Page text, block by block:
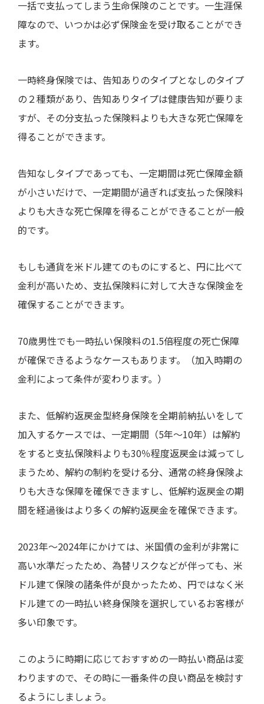
一括で支払ってしまう生命保険のことです。一生涯保
障なので、いつかは必ず保険金を受け取ることができ
ます。
一時終身保険では、告知ありのタイプとなしのタイプ
の２種類があり、告知ありタイプは健康告知が要りま
すが、その分支払った保険料よりも大きな死亡保障を
得ることができます。
告知なしタイプであっても、一定期間は死亡保障金額
が小さいだけで、一定期間が過ぎれば支払った保険料
よりも大きな死亡保障を得ることができることが一般
的です。
もしも通貨を米ドル建てのものにすると、円に比べて
金利が高いため、支払保険料に対して大きな保険金を
確保することができます。
70歳男性でも一時払い保険料の1.5倍程度の死亡保障
が確保できるようなケースもあります。（加入時期の
金利によって条件が変わります。）
また、低解約返戻金型終身保険を全期前納払いをして
加入するケースでは、一定期間（5年～10年）は解約
をすると支払保険料よりも30％程度返戻金は減ってし
まうため、解約の制約を受ける分、通常の終身保険よ
りも大きな保障を確保できますし、低解約返戻金の期
間を経過後はより多くの解約返戻金を確保できます。
2023年～2024年にかけては、米国債の金利が非常に
高い水準だったため、為替リスクなどが伴っても、米
ドル建て保険の諸条件が良かったため、円ではなく米
ドル建ての一時払い終身保険を選択しているお客様が
多い印象です。
このように時期に応じておすすめの一時払い商品は変
わりますので、その時に一番条件の良い商品を検討す
るようにしましょう。